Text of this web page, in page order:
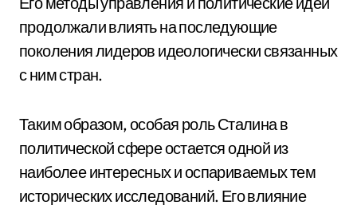
продолжали влиять на последующие
поколения лидеров идеологически связанных
с ним стран.
Таким образом, особая роль Сталина в
политической сфере остается одной из
наиболее интересных и оспариваемых тем
исторических исследований. Его влияние